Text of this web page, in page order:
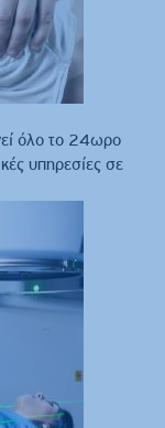
όλο το 24ωρο
υπηρεσίες σε